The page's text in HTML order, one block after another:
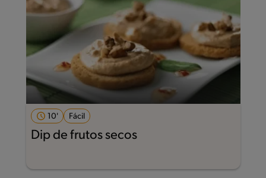
10' Fácil
Dip de frutos secos